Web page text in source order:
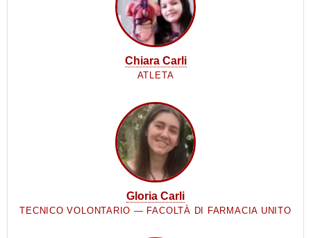
Chiara Carli
ATLETA
Gloria Carli
TECNICO VOLONTARIO — FACOLTÀ DI FARMACIA UNITO